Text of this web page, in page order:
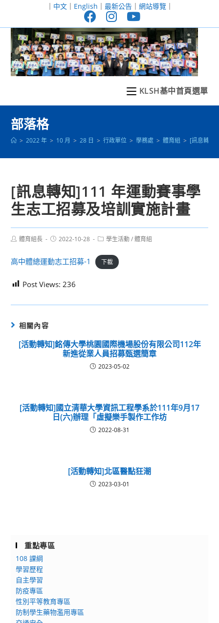
至
｜ 中文｜ English ｜ 最新公告｜ 網站導覽｜
KLSH基中首頁選單
部落格
> 2022 年 > 10 月 > 28 日 > 行政單位 > 學務處 > 體育組 > [訊息轉知
[訊息轉知]111 年運動賽事學
生志工招募及培訓實施計畫
Post體育組長
Post2022-10-28
Post學生活動 / 體育組
高中體總運動志工招募-1 下載
Post Views: 236
相關內容
[活動轉知]銘傳大學桃園國際機場股份有限公司112年
新進從業人員招募甄選簡章
2023-05-02
[活動轉知]國立清華大學資訊工程學系於111年9月17
日(六)辦理「虛擬樂手製作工作坊
2022-08-31
[活動轉知]北區醫點狂潮
2023-03-01
重點專區
108 課綱
學習歷程
自主學習
防疫專區
性別平等教育專區
防制學生藥物濫用專區